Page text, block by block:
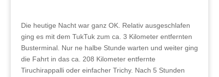
Die heutige Nacht war ganz OK. Relativ ausgeschlafen
ging es mit dem TukTuk zum ca. 3 Kilometer entfernten
Busterminal. Nur ne halbe Stunde warten und weiter ging
die Fahrt in das ca. 208 Kilometer entfernte
Tiruchirappalli oder einfacher Trichy. Nach 5 Stunden